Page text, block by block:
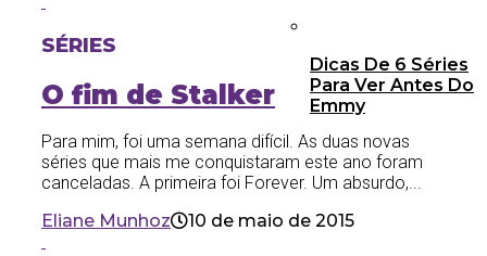
Dicas De 6 Séries
Para Ver Antes Do
Emmy
SÉRIES
O fim de Stalker
Para mim, foi uma semana difícil. As duas novas
séries que mais me conquistaram este ano foram
canceladas. A primeira foi Forever. Um absurdo,...
Eliane Munhoz
10 de maio de 2015